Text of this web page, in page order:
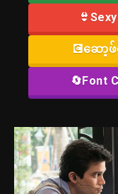
💽ဆော့ဖ်
🔄Font